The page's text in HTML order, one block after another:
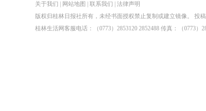
关于我们 网站地图 联系我们
法律声明
版权归桂林日报社所有，未经书面授权禁止复制或建立镜像。 投
桂林生活网客服电话：（0773）2853120 2852488 传真：（0773